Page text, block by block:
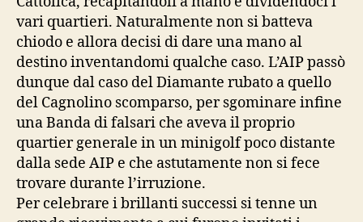
vari quartieri. Naturalmente non si batteva
chiodo e allora decisi di dare una mano al
destino inventandomi qualche caso. L’AIP passò
dunque dal caso del Diamante rubato a quello
del Cagnolino scomparso, per sgominare infine
una Banda di falsari che aveva il proprio
quartier generale in un minigolf poco distante
dalla sede AIP e che astutamente non si fece
trovare durante l’irruzione.
Per celebrare i brillanti successi si tenne un